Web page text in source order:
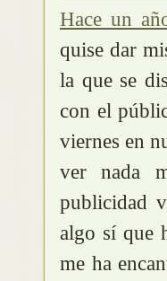
Hace un
quise dar
la que se
con el
viernes en
ver nada
publicidad
algo sí que
me ha